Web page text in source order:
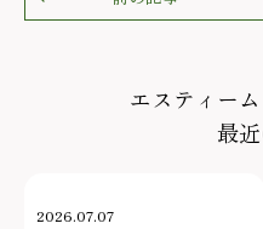
エスティー
最
2026.07.07